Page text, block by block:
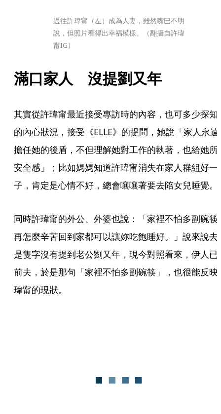
過往許瑋甯（左）成為人妻，雖然嘴巴不明
說，但照片看得出幸福模樣。（翻攝自許瑋
甯IG）
滿口家人　沒提劉又年
其實從許瑋甯最近接受專訪時的內容，也可多少探知
的內心狀況，接受《ELLE》的提問，她說「家人永遠
擔任她的後盾，不但理解她對工作的執著，也給她所
安全感」；比如媽媽知道許瑋甯消失在家人群組好一
子，肯定是心情不好，總會嚷嚷著要去陪女兒睡覺。
同時許瑋甯的外公、外婆也說：「家裡不怕多副碗筷
再怎麼辛苦回到家都可以讓妳吃飽睡好。」說來說去
是隻字沒有提到老公劉又年，現今對照看來，伊人已
前夫，於是那句「家裡不怕多副碗筷」，也很能反映
瑋甯的現狀。